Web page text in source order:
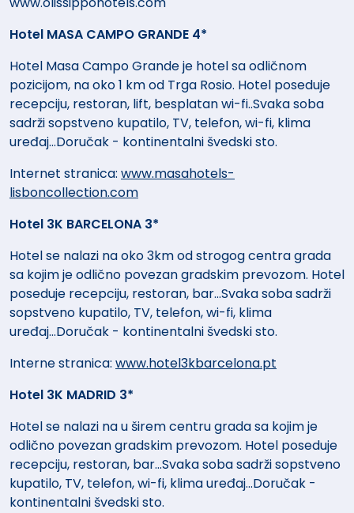
Hotel MASA CAMPO GRANDE 4*
Hotel Masa Campo Grande je hotel sa odličnom
pozicijom, na oko 1 km od Trga Rosio. Hotel poseduje
recepciju, restoran, lift, besplatan wi-fi..Svaka soba
sadrži sopstveno kupatilo, TV, telefon, wi-fi, klima
uređaj...Doručak - kontinentalni švedski sto.
Internet stranica: www.masahotels-
lisboncollection.com
Hotel 3K BARCELONA 3*
Hotel se nalazi na oko 3km od strogog centra grada
sa kojim je odlično povezan gradskim prevozom. Hotel
poseduje recepciju, restoran, bar...Svaka soba sadrži
sopstveno kupatilo, TV, telefon, wi-fi, klima
uređaj...Doručak - kontinentalni švedski sto.
Interne stranica: www.hotel3kbarcelona.pt
Hotel 3K MADRID 3*
Hotel se nalazi na u širem centru grada sa kojim je
odlično povezan gradskim prevozom. Hotel poseduje
recepciju, restoran, bar...Svaka soba sadrži sopstveno
kupatilo, TV, telefon, wi-fi, klima uređaj...Doručak -
kontinentalni švedski sto.